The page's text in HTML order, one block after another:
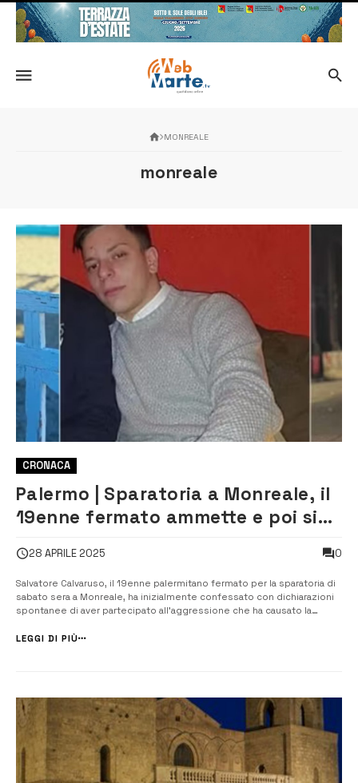
MONREALE
monreale
CRONACA
Palermo | Sparatoria a Monreale, il
19enne fermato ammette e poi si
28 APRILE 2025 0
Salvatore Calvaruso, il 19enne palermitano fermato per la sparatoria di
sabato sera a Monreale, ha inizialmente confessato con dichiarazioni
spontanee di aver partecipato all’aggressione che ha causato la
pubblico ministero, si è avvalso della facoltà di non risponder...
LEGGI DI PIÙ